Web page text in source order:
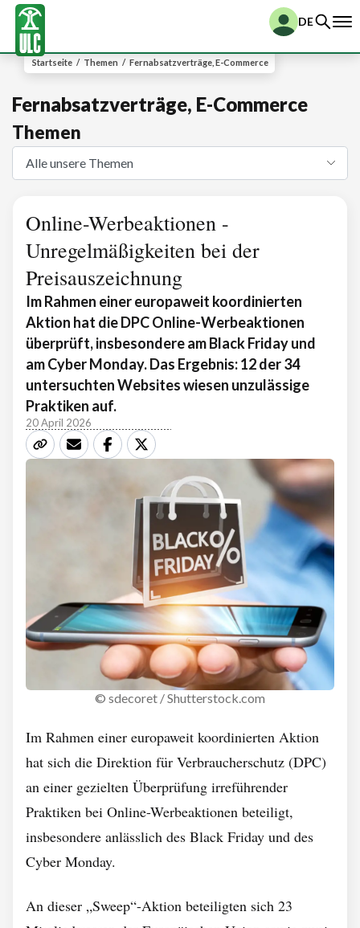
DE
Startseite / Themen / Fernabsatzverträge, E-Commerce
Fernabsatzverträge, E-Commerce
Themen
Online-Werbeaktionen -
Unregelmäßigkeiten bei der
Preisauszeichnung
Im Rahmen einer europaweit koordinierten
Aktion hat die DPC Online-Werbeaktionen
überprüft, insbesondere am Black Friday und
am Cyber Monday. Das Ergebnis: 12 der 34
untersuchten Websites wiesen unzulässige
Praktiken auf.
20 April 2026
© sdecoret / Shutterstock.com
Im Rahmen einer europaweit koordinierten Aktion
hat sich die Direktion für Verbraucherschutz (DPC)
an einer gezielten Überprüfung irreführender
Praktiken bei Online-Werbeaktionen beteiligt,
insbesondere anlässlich des Black Friday und des
Cyber Monday.
An dieser „Sweep“-Aktion beteiligten sich 23